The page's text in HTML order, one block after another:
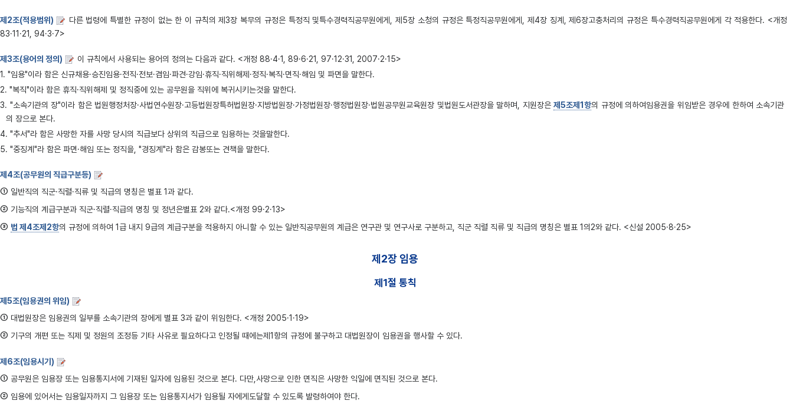
제2조(적용범위)
다른 법령에 특별한 규정이 없는 한 이 규칙의 제3장 복무의 규정은 특정직 및특수경력직공무원에게, 제5장 소청의 규정은 특정직공무원에게, 제4장 징계, 제6장고충처리의 규정은 특수경력직공무원에게 각 적용한다. <개정
83·11·21, 94·3·7>
제3조(용어의 정의)
이 규칙에서 사용되는 용어의 정의는 다음과 같다. <개정 88·4·1, 89·6·21, 97·12·31, 2007·2·15>
1. "임용"이라 함은 신규채용·승진임용·전직·전보·겸임·파견·강임·휴직·직위해제·정직·복직·면직·해임 및 파면을 말한다.
2. "복직"이라 함은 휴직·직위해제 및 정직중에 있는 공무원을 직위에 복귀시키는것을 말한다.
3. "소속기관의 장"이라 함은 법원행정처장·사법연수원장·고등법원장특허법원장·지방법원장·가정법원장·행정법원장·법원공무원교육원장 및법원도서관장을 말하며, 지원장은 제5조제1항의 규정에 의하여임용권을 위임받은 경우에 한하여 소속기관
의 장으로 본다.
4. "추서"라 함은 사망한 자를 사망 당시의 직급보다 상위의 직급으로 임용하는 것을말한다.
5. "중징계"라 함은 파면·해임 또는 정직을, "경징계"라 함은 감봉또는 견책을 말한다.
제4조(공무원의 직급구분등)
① 일반직의 직군·직렬·직류 및 직급의 명칭은 별표 1과 같다.
② 기능직의 계급구분과 직군·직렬·직급의 명칭 및 정년은별표 2와 같다.<개정 99·2·13>
③ 법 제4조제2항의 규정에 의하여 1급 내지 9급의 계급구분을 적용하지 아니할 수 있는 일반직공무원의 계급은 연구관 및 연구사로 구분하고, 직군 직렬 직류 및 직급의 명칭은 별표 1의2와 같다. <신설 2005·8·25>
제2장 임용
제1절 통칙
제5조(임용권의 위임)
① 대법원장은 임용권의 일부를 소속기관의 장에게 별표 3과 같이 위임한다. <개정 2005·1·19>
② 기구의 개편 또는 직제 및 정원의 조정등 기타 사유로 필요하다고 인정될 때에는제1항의 규정에 불구하고 대법원장이 임용권을 행사할 수 있다.
제6조(임용시기)
① 공무원은 임용장 또는 임용통지서에 기재된 일자에 임용된 것으로 본다. 다만,사망으로 인한 면직은 사망한 익일에 면직된 것으로 본다.
② 임용에 있어서는 임용일자까지 그 임용장 또는 임용통지서가 임용될 자에게도달할 수 있도록 발령하여야 한다.